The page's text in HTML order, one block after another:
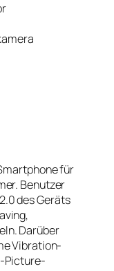
für
Benutzer
des Geräts
Darüber
Vibration-
Picture-